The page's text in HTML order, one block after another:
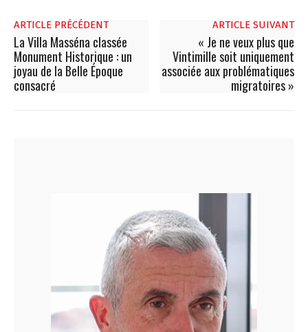
ARTICLE PRÉCÉDENT
La Villa Masséna classée
Monument Historique : un
joyau de la Belle Époque
consacré
ARTICLE SUIVANT
« Je ne veux plus que
Vintimille soit uniquement
associée aux problématiques
migratoires »